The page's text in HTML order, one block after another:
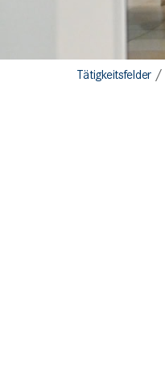
Tätigkeitsfelder/